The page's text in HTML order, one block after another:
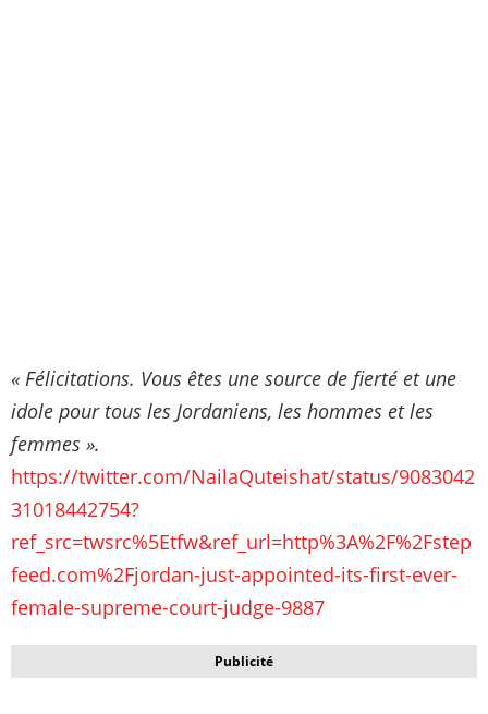
« Félicitations. Vous êtes une source de fierté et une
idole pour tous les Jordaniens, les hommes et les
femmes ».
https://twitter.com/NailaQuteishat/status/9083042
31018442754?
ref_src=twsrc%5Etfw&ref_url=http%3A%2F%2Fstep
feed.com%2Fjordan-just-appointed-its-first-ever-
female-supreme-court-judge-9887
Publicité